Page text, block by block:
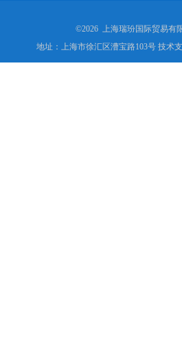
©2026 上海瑞玢国际贸易有
地址：上海市徐汇区漕宝路103号 技术